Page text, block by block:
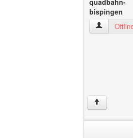
quadbahn-
bispingen
quadbahn-
↑